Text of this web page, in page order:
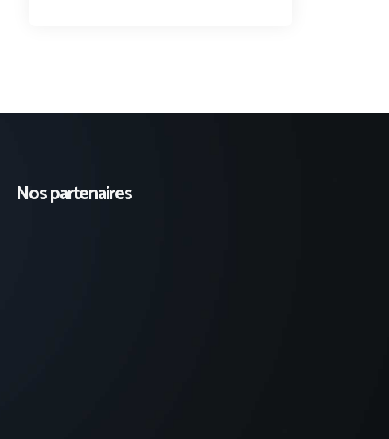
Nos partenaires